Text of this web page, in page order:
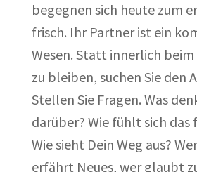
begegnen sich heute zum
frisch. Ihr Partner ist ein
Wesen. Statt innerlich
zu bleiben, suchen Sie den
Stellen Sie Fragen. Was
darüber? Wie fühlt sich das
Wie sieht Dein Weg aus?
erfährt Neues, wer glaubt